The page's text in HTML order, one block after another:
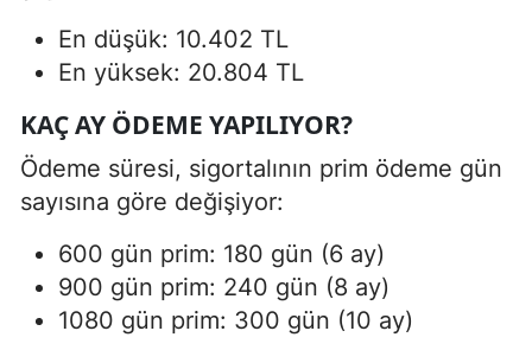
En düşük: 10.402 TL
En yüksek: 20.804 TL
KAÇ AY ÖDEME YAPILIYOR?
Ödeme süresi, sigortalının prim ödeme gün
sayısına göre değişiyor:
600 gün prim: 180 gün (6 ay)
900 gün prim: 240 gün (8 ay)
1080 gün prim: 300 gün (10 ay)